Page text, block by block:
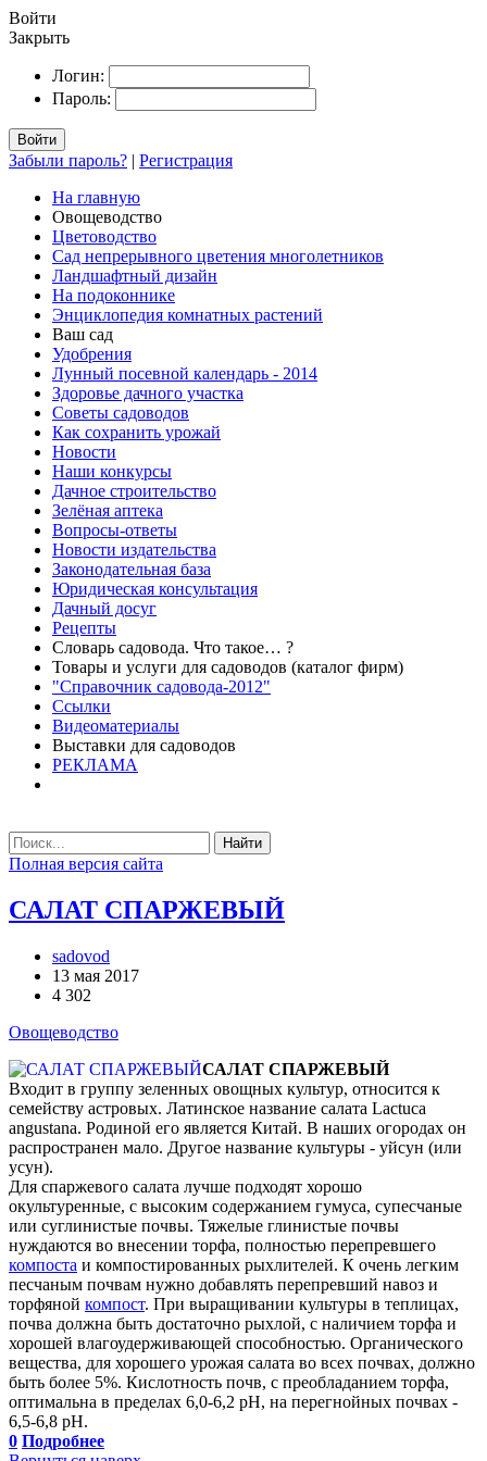
Войти
Закрыть
Логин:
Пароль:
Войти
Забыли пароль? | Регистрация
На главную
Овощеводство
Цветоводство
Сад непрерывного цветения многолетников
Ландшафтный дизайн
На подоконнике
Энциклопедия комнатных растений
Ваш сад
Удобрения
Лунный посевной календарь - 2014
Здоровье дачного участка
Советы садоводов
Как сохранить урожай
Новости
Наши конкурсы
Дачное строительство
Зелёная аптека
Вопросы-ответы
Новости издательства
Законодательная база
Юридическая консультация
Дачный досуг
Рецепты
Словарь садовода. Что такое… ?
Товары и услуги для садоводов (каталог фирм)
"Справочник садовода-2012"
Ссылки
Видеоматериалы
Выставки для садоводов
РЕКЛАМА
Найти
Полная версия сайта
САЛАТ СПАРЖЕВЫЙ
sadovod
13 мая 2017
4 302
Овощеводство
САЛАТ СПАРЖЕВЫЙ
Входит в группу зеленных овощных культур, относится к
семейству астровых. Латинское название салата Lactuca
angustana. Родиной его является Китай. В наших огородах он
распространен мало. Другое название культуры - уйсун (или
усун).
Для спаржевого салата лучше подходят хорошо
окультуренные, с высоким содержанием гумуса, супесчаные
или суглинистые почвы. Тяжелые глинистые почвы
нуждаются во внесении торфа, полностью перепревшего
компоста и компостированных рыхлителей. К очень легким
песчаным почвам нужно добавлять перепревший навоз и
торфяной компост. При выращивании культуры в теплицах,
почва должна быть достаточно рыхлой, с наличием торфа и
хорошей влагоудерживающей способностью. Органического
вещества, для хорошего урожая салата во всех почвах, должно
быть более 5%. Кислотность почв, с преобладанием торфа,
оптимальна в пределах 6,0-6,2 рН, на перегнойных почвах -
6,5-6,8 рН.
0 Подробнее